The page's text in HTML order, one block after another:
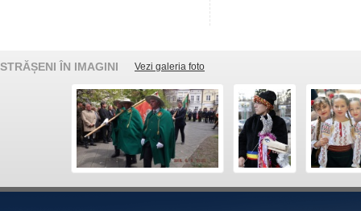
STRĂȘENI ÎN IMAGINI Vezi galeria foto